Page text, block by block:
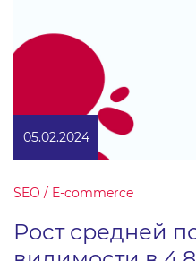
05.02.2024
SEO / E-commerce
Рост средней